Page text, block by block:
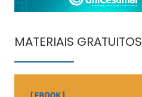
MATERIAIS GRATUITOS